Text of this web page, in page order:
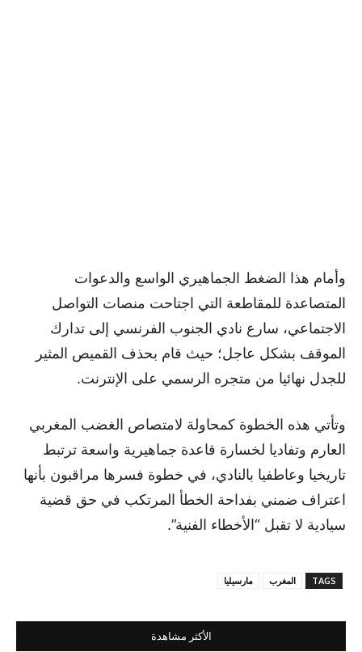
وأمام هذا الضغط الجماهيري الواسع والدعوات
المتصاعدة للمقاطعة التي اجتاحت منصات التواصل
الاجتماعي، سارع نادي الجنوب الفرنسي إلى تدارك
الموقف بشكل عاجل؛ حيث قام بحذف القميص المثير
للجدل نهائيا من متجره الرسمي على الإنترنت.
وتأتي هذه الخطوة كمحاولة لامتصاص الغضب المغربي
العارم وتفاديا لخسارة قاعدة جماهيرية واسعة ترتبط
تاريخيا وعاطفيا بالنادي، في خطوة فسرها مراقبون بأنها
اعتراف ضمني بفداحة الخطأ المرتكب في حق قضية
سيادية لا تقبل “الأخطاء الفنية”.
TAGS المغرب مارسيليا
الأكثر مشاهدة